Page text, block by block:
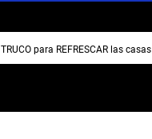
TRUCO para REFRESCAR las casas